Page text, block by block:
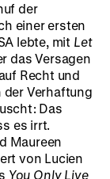
der
einer ersten
lebte, mit Let
das Versagen
Recht und
Verhaftung
Das
es irrt.
Maureen
von Lucien
You Only Live